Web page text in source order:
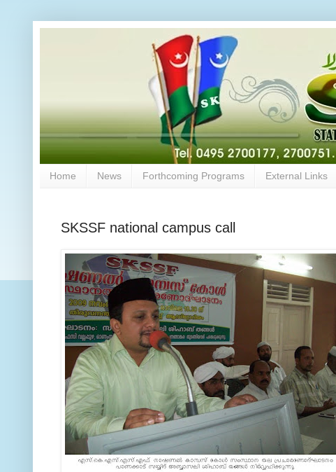
Home News Forthcoming Programs External Links
SKSSF national campus call